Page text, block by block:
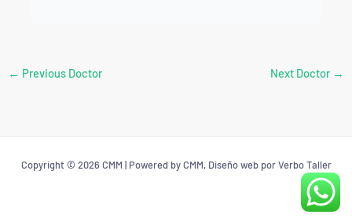
← Previous Doctor Next Doctor →
Copyright © 2026 CMM | Powered by CMM, Diseño web por Verbo Taller